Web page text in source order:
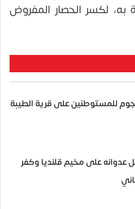
به، لكسر الحصار المفروض
للمستوطنين على قرية الطيبة
عدوانه على مخيم قلنديا وكفر